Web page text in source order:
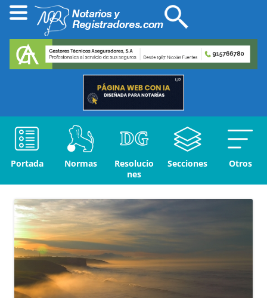
Portada Normas
Resolucio
nes
Secciones Otros